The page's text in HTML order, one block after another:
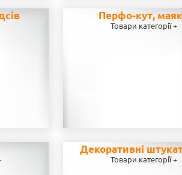
Перфо-кут,
Товари категорії +
Декоративні
Товари категорії +